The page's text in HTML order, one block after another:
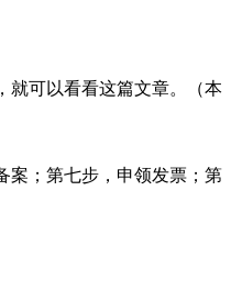
就可以看看这篇文章。（本
案；第七步，申领发票；第